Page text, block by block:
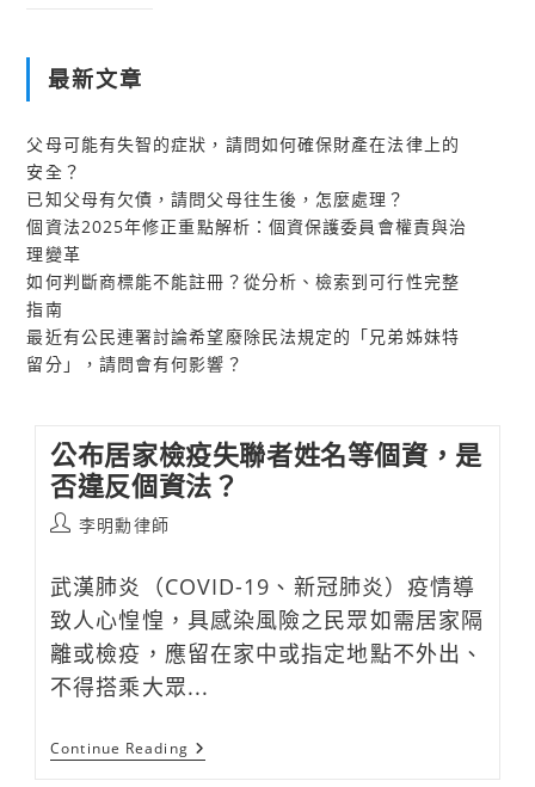
最新文章
父母可能有失智的症狀，請問如何確保財產在法律上的
安全？
已知父母有欠債，請問父母往生後，怎麼處理？
個資法2025年修正重點解析：個資保護委員會權責與治
理變革
如何判斷商標能不能註冊？從分析、檢索到可行性完整
指南
最近有公民連署討論希望廢除民法規定的「兄弟姊妹特
留分」，請問會有何影響？
公布居家檢疫失聯者姓名等個資，是
否違反個資法？
Post李明勳律師
武漢肺炎（COVID-19、新冠肺炎）疫情導
致人心惶惶，具感染風險之民眾如需居家隔
離或檢疫，應留在家中或指定地點不外出、
不得搭乘大眾...
Continue Reading公
布